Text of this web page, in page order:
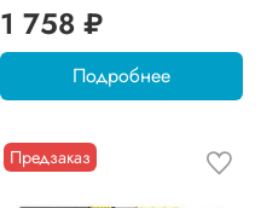
1 758 ₽
Подробнее
Предзаказ